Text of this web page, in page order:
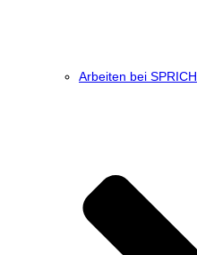
Arbeiten bei SPRICH